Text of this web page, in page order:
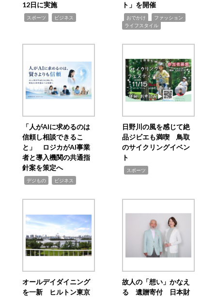
12日に実施
スポーツ ビジネス
ト」を開催
おでかけ ファッション
ライフスタイル
「人がAIに求めるのは
信頼し相談できるこ
と」 ロジカがAI事業
者と導入機関の共通指
針案を策定へ
デジもの ビジネス
日野川の風を感じて絶
品ジビエも満喫 鳥取
のサイクリングイベン
ト
スポーツ
オールデイダイニング
を一新 ヒルトン東京
故人の「想い」かなえ
る 遺贈寄付 日本財